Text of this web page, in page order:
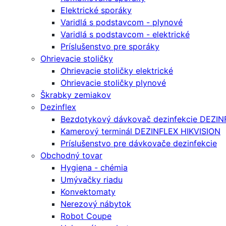
Elektrické sporáky
Varidlá s podstavcom - plynové
Varidlá s podstavcom - elektrické
Príslušenstvo pre sporáky
Ohrievacie stoličky
Ohrievacie stoličky elektrické
Ohrievacie stoličky plynové
Škrabky zemiakov
Dezinflex
Bezdotykový dávkovač dezinfekcie
Kamerový terminál DEZINFLEX HIKVISION
Príslušenstvo pre dávkovače dezinfekcie
Obchodný tovar
Hygiena - chémia
Umývačky riadu
Konvektomaty
Nerezový nábytok
Robot Coupe